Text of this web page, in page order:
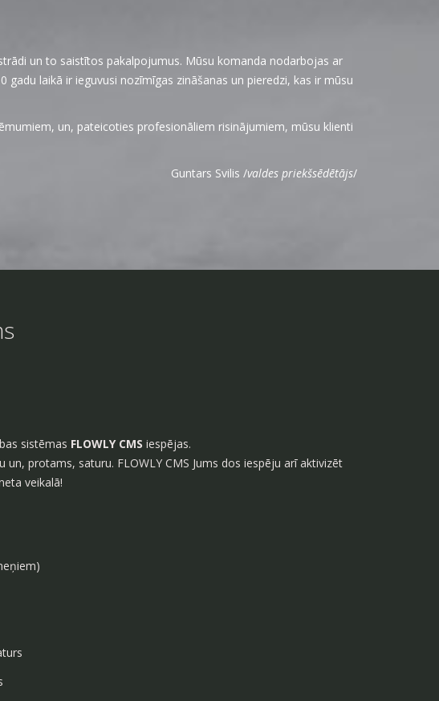
un to saistītos pakalpojumus. Mūsu komanda nodarbojas ar
laikā ir ieguvusi nozīmīgas zināšanas un pieredzi, kas ir mūsu
un, pateicoties profesionāliem risinājumiem, mūsu klienti
Guntars Svilis /valdes priekšsēdētājs/
sistēmas FLOWLY CMS iespējas.
protams, saturu. FLOWLY CMS Jums dos iespēju arī aktivizēt
veikalā!